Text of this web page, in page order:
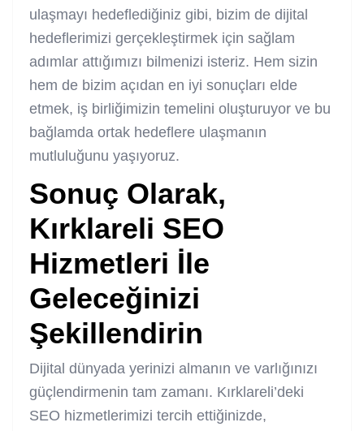
ulaşmayı hedeflediğiniz gibi, bizim de dijital
hedeflerimizi gerçekleştirmek için sağlam
adımlar attığımızı bilmenizi isteriz. Hem sizin
hem de bizim açıdan en iyi sonuçları elde
etmek, iş birliğimizin temelini oluşturuyor ve bu
bağlamda ortak hedeflere ulaşmanın
mutluluğunu yaşıyoruz.
Sonuç Olarak,
Kırklareli SEO
Hizmetleri İle
Geleceğinizi
Şekillendirin
Dijital dünyada yerinizi almanın ve varlığınızı
güçlendirmenin tam zamanı. Kırklareli’deki
SEO hizmetlerimizi tercih ettiğinizde,